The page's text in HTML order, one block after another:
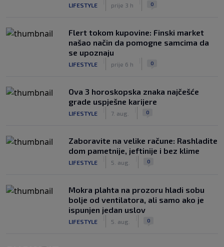
LIFESTYLE prije 3 h 0
Flert tokom kupovine: Finski market
našao način da pomogne samcima da
se upoznaju
LIFESTYLE prije 6 h 0
Ova 3 horoskopska znaka najčešće
grade uspješne karijere
LIFESTYLE 7. aug. 0
Zaboravite na velike račune: Rashladite
dom pametnije, jeftinije i bez klime
LIFESTYLE 5. aug. 0
Mokra plahta na prozoru hladi sobu
bolje od ventilatora, ali samo ako je
ispunjen jedan uslov
LIFESTYLE 5. aug. 0